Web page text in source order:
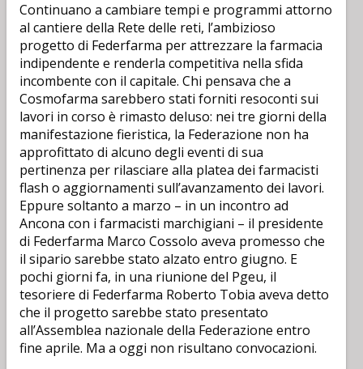
Continuano a cambiare tempi e programmi attorno
al cantiere della Rete delle reti, l’ambizioso
progetto di Federfarma per attrezzare la farmacia
indipendente e renderla competitiva nella sfida
incombente con il capitale. Chi pensava che a
Cosmofarma sarebbero stati forniti resoconti sui
lavori in corso è rimasto deluso: nei tre giorni della
manifestazione fieristica, la Federazione non ha
approfittato di alcuno degli eventi di sua
pertinenza per rilasciare alla platea dei farmacisti
flash o aggiornamenti sull’avanzamento dei lavori.
Eppure soltanto a marzo – in un incontro ad
Ancona con i farmacisti marchigiani – il presidente
di Federfarma Marco Cossolo aveva promesso che
il sipario sarebbe stato alzato entro giugno. E
pochi giorni fa, in una riunione del Pgeu, il
tesoriere di Federfarma Roberto Tobia aveva detto
che il progetto sarebbe stato presentato
all’Assemblea nazionale della Federazione entro
fine aprile. Ma a oggi non risultano convocazioni.